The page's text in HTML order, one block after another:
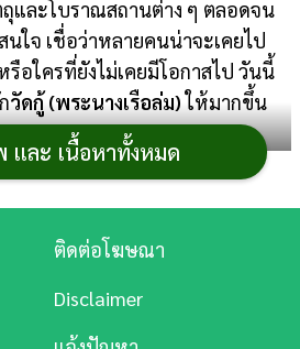
และโบราณสถานต่าง ๆ ตลอดจน
นใจ เชื่อว่าหลายคนน่าจะเคยไป
อใครที่ยังไม่เคยมีโอกาสไป วันนี้
วัดกู้ (พระนางเรือล่ม)ให้มากขึ้น
นางเรือล่ม)
และ เนื้อหาทั้งหมด
ติดต่อโฆษณา
Disclaimer